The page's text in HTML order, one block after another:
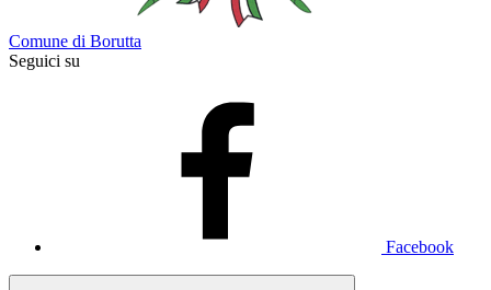
Comune di Borutta
Seguici su
Facebook